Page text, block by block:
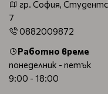
гр. София,
7
0882009872
Работно време
понеделник - петък
9:00 - 18:00